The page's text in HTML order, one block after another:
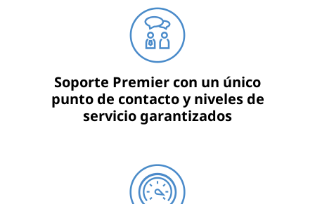
Soporte Premier con un único
punto de contacto y niveles de
servicio garantizados